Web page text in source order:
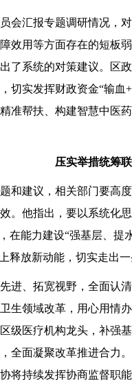
会汇报专题调研情况，
效用等方面存在的短板
了系统的对策建议。区
切实发挥财政资金“输
准帮扶、构建智慧中医
压实举措统筹
和建议，相关部门要高
。他指出，要以系统化
在能力建设“强基层、
释放新动能，切实走出
进、拓宽视野，全面认
生领域改革，用心用情
级医疗机构龙头，补强
全面凝聚改革推进合力
将持续发挥协商监督职